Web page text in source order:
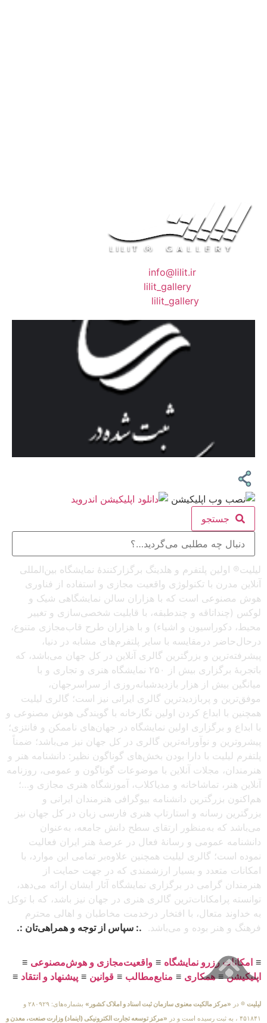
info@lilit.ir
lilit_gallery
lilit_gallery
جستجو
لیلیت® اولین پلتفرم و هلدینگ برگزارکنندهٔ نمایشگاه بین‌المللی
آنلاین مدرن با تکنولوژی واقعیت مجازی و استفاده از فناوری
هوش مصنوعی است که با هزاران سالن نمایشگاهی شیک و
لوکس (چنداتاقه و چندطبقه، با قابلیت شخصی‌سازی و تغییر
محیط، دکوراسیون و اشیاء) و با هزاران طرح قاب‌مجازی متنوع،
درحال‌حاضر درمقایسه با سایر پلتفرم‌های مشابه در دنیا،
پیشرفته‌ترین و بزرگترین گالری آنلاین در کل جهان می‌باشد، که
باتجربهٔ برگزاری بیش از ۲۵۰ نمایشگاه هنری و تجاری و با
میانگین بیش از هزار بازدیدشبانه‌روزی از سراسرجهان،
موفق‌ترین و پربازدیدترین گالری ایرانی نیز است؛ گالری لیلیت
همچنین با ابداع کردن اولین نگارخانه با گویندگی هوش مصنوعی و
با ابداع و برگزاری اولین نمایشگاه در جهان‌های ناممکن و فانتزی؛
پیشروترین و نوآورانه‌ترین گالری در کل جهان نیز می‌باشد؛ ضمناً
پلتفرم لیلیت با دارا بودن بخش‌های گوناگون نظیر: دانشنامه هنر و
هنرمندان، مجلات آنلاین با موضوعات گوناگون و عمومی، روزنامه
آنلاین هنر، تماشاخانه و مدیاکلاب، آموزشگاه هنری مجازی و…؛
هم‌اکنون بزرگترین دانشنامه بیوگرافی هنرمندان ایرانی و
بزرگترین رسانه و استارتاپ هنری فارسی زبان در کل جهان نیز
می‌باشد که به‌منظور ارتقای سطح دانش جامعه، به‌عنوان
دانشنامه عمومی و رسانهٔ فعال در عرصهٔ هنر ایران فعالیت
نموده است؛ گالری لیلیت همچنین علاوه‌بر تمامی این موارد، با
امکانات متعدد و بسیار ارزشمندی که در جهت حمایت از
هنرمندان گرامی در برگزاری نمایشگاه آثار ایشان ارائه می‌دهد،
توانسته پرامکانات‌ترین گالری هنری در جهان نیز باشد، که با توکل
به خداوند متعال، با افتخار درخدمت مخاطبان و اهالی محترم
فرهنگ و هنر بوده و می‌باشد. .: سپاس از توجه و همراهی‌تان :.
≡ امکانات رزرو نمایشگاه ≡ واقعیت‌مجازی و هوش‌مصنوعی ≡
اپلیکیشن≡همکاری ≡ منابع‌مطالب ≡ قوانین ≡ پیشنهاد و انتقاد ≡
لیلیت ® در «مرکز مالکیت معنوی سازمان ثبت اسناد و املاک کشور»
بشماره‌های: ۲۸۰۹۲۹ و
۴۵۱۸۴۱ ، به ثبت رسیده است و در
«مرکز توسعه تجارت الکترونیکی (اینماد) وزارت صنعت، معدن و